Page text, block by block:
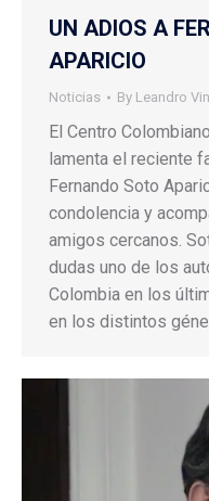
UN ADIOS A
APARICIO
Noticias By Leandro
El Centro
lamenta el reciente
Fernando Soto
condolencia y
amigos cercanos.
dudas uno de los
Colombia en los
en los distintos